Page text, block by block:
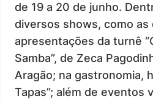
de 19 a 20 de junho.
diversos shows, como as
apresentações da turnê
Samba”, de Zeca
Aragão; na gastronomia,
Tapas”; além de eventos